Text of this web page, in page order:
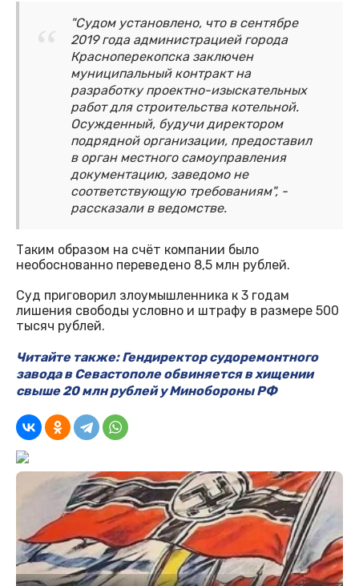
"Судом установлено, что в сентябре
2019 года администрацией города
Красноперекопска заключен
муниципальный контракт на
разработку проектно-изыскательных
работ для строительства котельной.
Осужденный, будучи директором
подрядной организации, предоставил
в орган местного самоуправления
документацию, заведомо не
соответствующую требованиям", -
рассказали в ведомстве.
Таким образом на счёт компании было
необоснованно переведено 8,5 млн рублей.
Суд приговорил злоумышленника к 3 годам
лишения свободы условно и штрафу в размере 500
тысяч рублей.
Читайте также: Гендиректор судоремонтного
завода в Севастополе обвиняется в хищении
свыше 20 млн рублей у Минобороны РФ